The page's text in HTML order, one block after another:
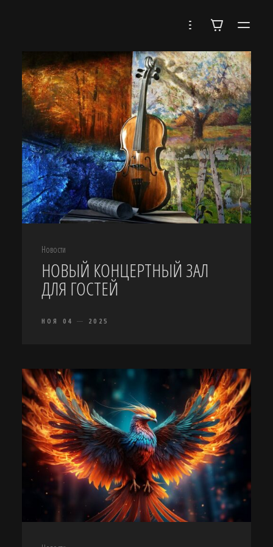
АРТ-
ЦЕНТР
НИКОЛАЕВСКИЙ
Новости
НОВЫЙ КОНЦЕРТНЫЙ ЗАЛ
ДЛЯ ГОСТЕЙ
НОЯ 04 2025